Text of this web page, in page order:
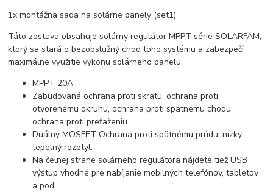
1x montážna sada na solárne panely (set1)
Táto zostava obsahuje solárny regulátor MPPT série SOLARFAM,
ktorý sa stará o bezobslužný chod toho systému a zabezpečí
maximálne využitie výkonu solárneho panelu.
MPPT 20A
Zabudovaná ochrana proti skratu, ochrana proti
otvorenému okruhu, ochrana proti spätnému chodu,
ochrana proti preťaženiu.
Duálny MOSFET Ochrana proti spätnému prúdu, nízky
tepelný rozptyl.
Na čelnej strane solárneho regulátora nájdete tiež USB
výstup vhodné pre nabíjanie mobilných telefónov, tabletov
a pod.